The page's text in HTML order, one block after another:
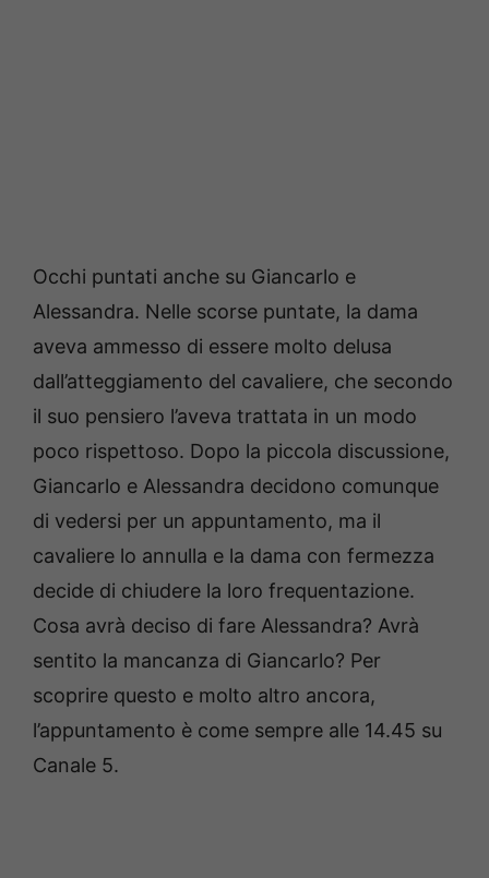
Occhi puntati anche su Giancarlo e
Alessandra. Nelle scorse puntate, la dama
aveva ammesso di essere molto delusa
dall’atteggiamento del cavaliere, che secondo
il suo pensiero l’aveva trattata in un modo
poco rispettoso. Dopo la piccola discussione,
Giancarlo e Alessandra decidono comunque
di vedersi per un appuntamento, ma il
cavaliere lo annulla e la dama con fermezza
decide di chiudere la loro frequentazione.
Cosa avrà deciso di fare Alessandra? Avrà
sentito la mancanza di Giancarlo? Per
scoprire questo e molto altro ancora,
l’appuntamento è come sempre alle 14.45 su
Canale 5.